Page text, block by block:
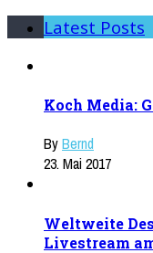
Latest Posts
Koch Media:
ByBernd
23. Mai 2017
Weltweite
Livestream